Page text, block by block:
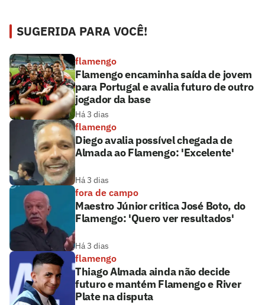
SUGERIDA PARA VOCÊ!
flamengo
Flamengo encaminha saída de jovem
para Portugal e avalia futuro de outro
jogador da base
Há 3 dias
flamengo
Diego avalia possível chegada de
Almada ao Flamengo: 'Excelente'
Há 3 dias
fora de campo
Maestro Júnior critica José Boto, do
Flamengo: 'Quero ver resultados'
Há 3 dias
flamengo
Thiago Almada ainda não decide
futuro e mantém Flamengo e River
Plate na disputa